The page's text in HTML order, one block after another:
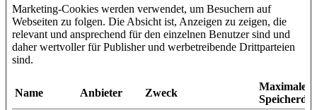
Marketing-Cookies werden verwendet, um Besuchern auf
Webseiten zu folgen. Die Absicht ist, Anzeigen zu zeigen, die
relevant und ansprechend für den einzelnen Benutzer sind und
daher wertvoller für Publisher und werbetreibende Drittparteien
sind.
Name Anbieter Zweck
Maximale